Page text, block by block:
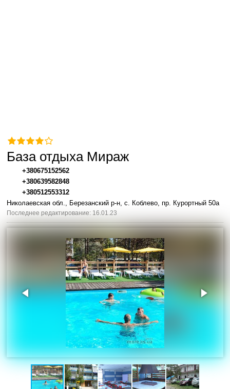
База отдыха Мираж
+380675152562
+380639582848
+380512553312
Николаевская обл., Березанский р-н, с. Коблево, пр. Курортный 50a
Последнее редактирование: 16.01.23